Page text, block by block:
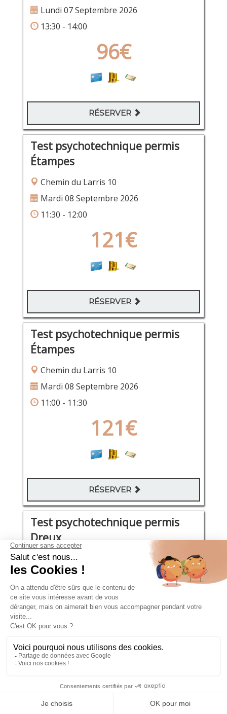
Lundi 07 Septembre 2026
13:30 - 14:00
96€
RÉSERVER
Test psychotechnique permis
Étampes
Chemin du Larris 10
Mardi 08 Septembre 2026
11:30 - 12:00
121€
RÉSERVER
Test psychotechnique permis
Étampes
Chemin du Larris 10
Mardi 08 Septembre 2026
11:00 - 11:30
121€
RÉSERVER
Test psychotechnique permis
Dreux
boulevard de l’Europe 8
Jeudi 10 Septembre 2026
08:45 - 09:05
106€
Test psychotechnique permis